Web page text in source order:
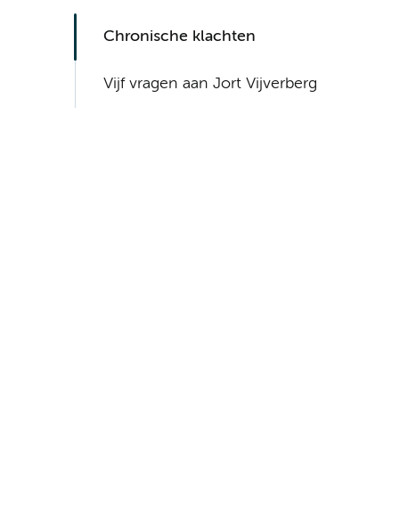
Chronische klachten
Vijf vragen aan Jort Vijverberg